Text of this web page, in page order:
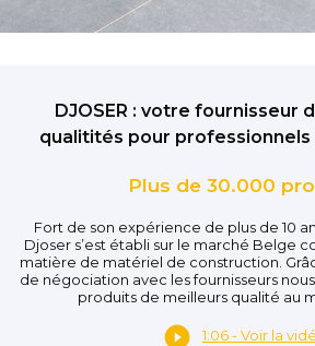
DJOSER : votre fournisseur
qualitités pour
Plus de 30.000
Fort de son expérience de plus de 10
Djoser s’est établi sur le marché Belge
matière de matériel de construction.
de négociation avec les fournisseurs
produits de meilleurs qualité au
1:06 - Voir la